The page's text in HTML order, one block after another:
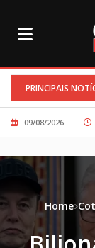
PRINCIPAIS
ilimitadas
09/08/2026
Home